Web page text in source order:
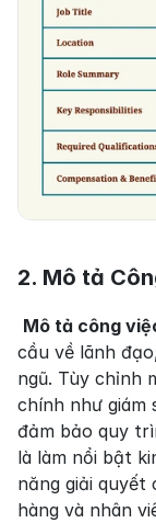
2. Mô tả
Mô tả công
cầu về lãnh
ngũ. Tùy chỉnh
chính như giám
đảm bảo quy
là làm nổi bật
năng giải quyết
hàng và nhân